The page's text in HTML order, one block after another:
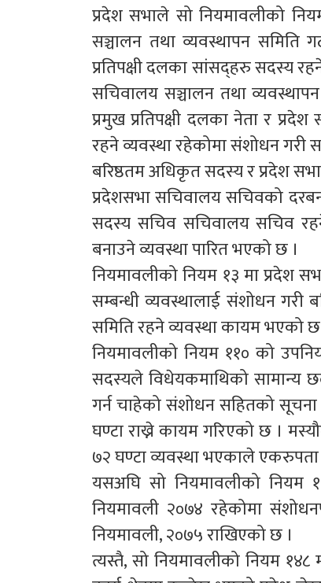
प्रदेश सभाले सो नियमावलीको
सञ्चालन तथा व्यवस्थापन समिति
प्रतिपक्षी दलका सांसद्हरु सदस्य
सचिवालय सञ्चालन तथा
प्रमुख प्रतिपक्षी दलका नेता र
रहने व्यवस्था रहेकोमा संशोधन
बरिष्ठतम अधिकृत सदस्य र प्रदेश
प्रदेशसभा सचिवालय सचिवको
सदस्य सचिव सचिवालय सचिव
बनाउने व्यवस्था पारित भएको छ ।
नियमावलीको नियम १३ मा प्रदेश
सम्बन्धी व्यवस्थालाई संशोधन गरी
समिति रहने व्यवस्था कायम भएको छ
नियमावलीको नियम ११० को
सदस्यले विधेयकमाथिको
गर्न चाहेको संशोधन सहितको सूचना
घण्टा राख्ने कायम गरिएको छ ।
७२ घण्टा व्यवस्था भएकाले
यसअघि सो नियमावलीको नियम
नियमावली २०७४ रहेकोमा
नियमावली, २०७५ राखिएको छ ।
त्यस्तै, सो नियमावलीको नियम